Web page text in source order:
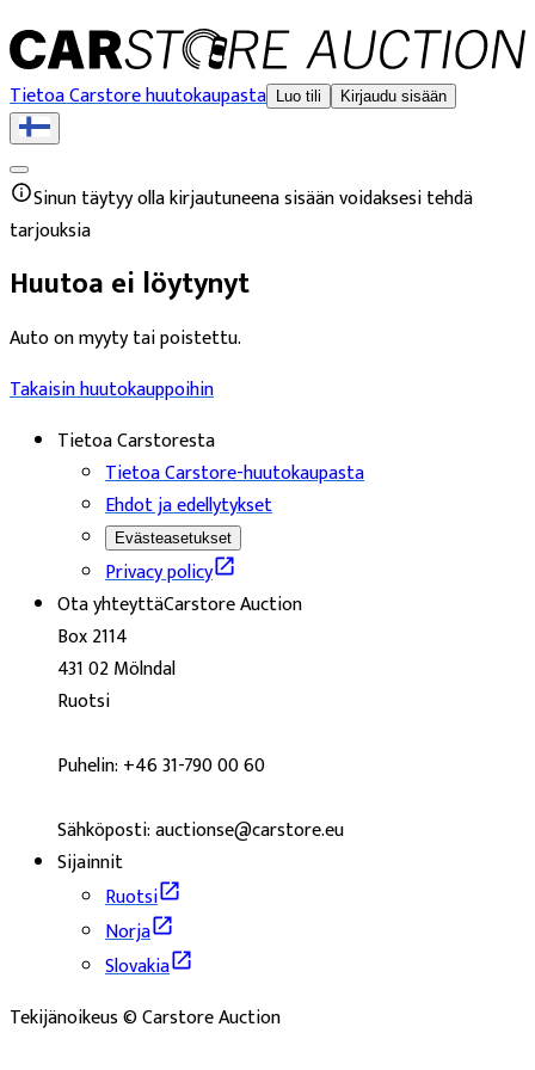
Tietoa Carstore huutokaupasta Luo tili Kirjaudu sisään
Sinun täytyy olla kirjautuneena sisään voidaksesi tehdä
tarjouksia
Huutoa ei löytynyt
Auto on myyty tai poistettu.
Takaisin huutokauppoihin
Tietoa Carstoresta
Tietoa Carstore-huutokaupasta
Ehdot ja edellytykset
Evästeasetukset
Privacy policy
Ota yhteyttäCarstore Auction
Box 2114
431 02 Mölndal
Ruotsi
Puhelin: +46 31-790 00 60
Sähköposti: auctionse@carstore.eu
Sijainnit
Ruotsi
Norja
Slovakia
Tekijänoikeus © Carstore Auction